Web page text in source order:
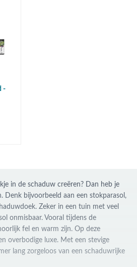
-
in de schaduw creëren? Dan heb je
Denk bijvoorbeeld aan een stokparasol,
Zeker in een tuin met veel
onmisbaar. Vooral tijdens de
fel en warm zijn. Op deze
overbodige luxe. Met een stevige
lang zorgeloos van een schaduwrijke